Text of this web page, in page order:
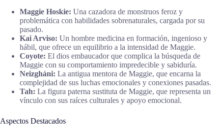
Maggie Hoskie: Una cazadora de monstruos feroz y
problemática con habilidades sobrenaturales, cargada por su
pasado.
Kai Arviso: Un hombre medicina en formación, ingenioso y
hábil, que ofrece un equilibrio a la intensidad de Maggie.
Coyote: El dios embaucador que complica la búsqueda de
Maggie con su comportamiento impredecible y sabiduría.
Neizgháni: La antigua mentora de Maggie, que encarna la
complejidad de sus luchas emocionales y conexiones pasadas.
Tah: La figura paterna sustituta de Maggie, que representa un
vínculo con sus raíces culturales y apoyo emocional.
Aspectos Destacados